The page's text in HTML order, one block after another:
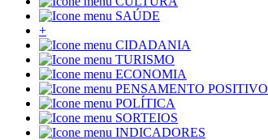
SAÚDE
+
CIDADANIA
TURISMO
ECONOMIA
PENSAMENTO POSITIVO
POLÍTICA
SORTEIOS
INDICADORES